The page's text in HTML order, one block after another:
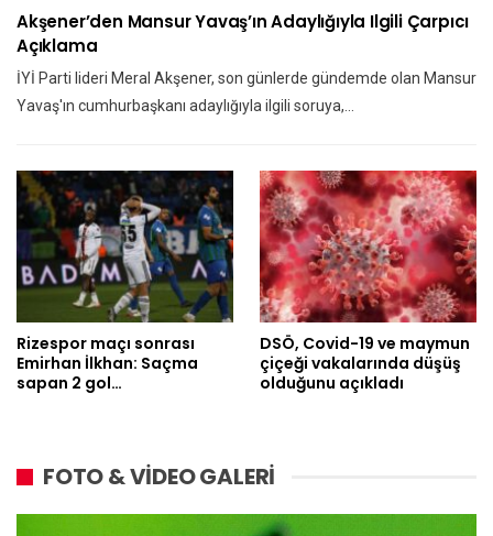
Akşener’den Mansur Yavaş’ın Adaylığıyla Ilgili Çarpıcı
Açıklama
İYİ Parti lideri Meral Akşener, son günlerde gündemde olan Mansur
Yavaş'ın cumhurbaşkanı adaylığıyla ilgili soruya,…
Rizespor maçı sonrası
Emirhan İlkhan: Saçma
sapan 2 gol…
DSÖ, Covid-19 ve maymun
çiçeği vakalarında düşüş
olduğunu açıkladı
FOTO & VİDEO GALERİ